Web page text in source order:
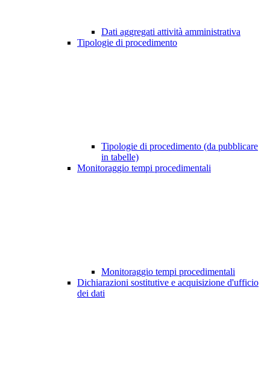
Dati aggregati attività amministrativa
Tipologie di procedimento
Tipologie di procedimento (da pubblicare
in tabelle)
Monitoraggio tempi procedimentali
Monitoraggio tempi procedimentali
Dichiarazioni sostitutive e acquisizione d'ufficio
dei dati